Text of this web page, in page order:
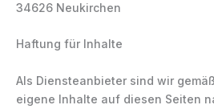
34626 Neukirchen
Haftung für Inhalte
Als Diensteanbieter sind wir
eigene Inhalte auf diesen Seiten